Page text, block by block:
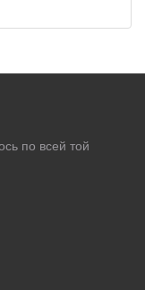
по всей той